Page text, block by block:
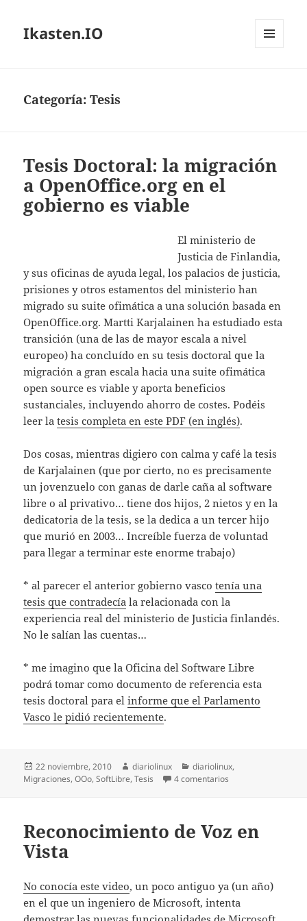
Ikasten.IO
Categoría:Tesis
Tesis Doctoral: la migración
a OpenOffice.org en el
gobierno es viable
El ministerio de
Justicia de Finlandia,
y sus oficinas de ayuda legal, los palacios de justicia,
prisiones y otros estamentos del ministerio han
migrado su suite ofimática a una solución basada en
OpenOffice.org. Martti Karjalainen ha estudiado esta
transición (una de las de mayor escala a nivel
europeo) ha concluído en su tesis doctoral que la
migración a gran escala hacia una suite ofimática
open source es viable y aporta beneficios
sustanciales, incluyendo ahorro de costes. Podéis
leer latesis completa en este PDF (en inglés).
Dos cosas, mientras digiero con calma y café la tesis
de Karjalainen (que por cierto, no es precisamente
un jovenzuelo con ganas de darle caña al software
libre o al privativo… tiene dos hijos, 2 nietos y en la
dedicatoria de la tesis, se la dedica a un tercer hijo
que murió en 2003… Increíble fuerza de voluntad
para llegar a terminar este enorme trabajo)
* al parecer el anterior gobierno vascotenía una
tesis que contradecía la relacionada con la
experiencia real del ministerio de Justicia finlandés.
No le salían las cuentas…
* me imagino que la Oficina del Software Libre
podrá tomar como documento de referencia esta
tesis doctoral para elinforme que el Parlamento
Vasco le pidió recientemente.
Publicado
el
22 noviembre, 2010 Autor
diariolinux Categorías
diariolinux,
Migraciones,OOo,SoftLibre,Tesis 4 comentarios
Reconocimiento de Voz en
Vista
No conocía este video, un poco antiguo ya (un año)
en el que un ingeniero de Microsoft, intenta